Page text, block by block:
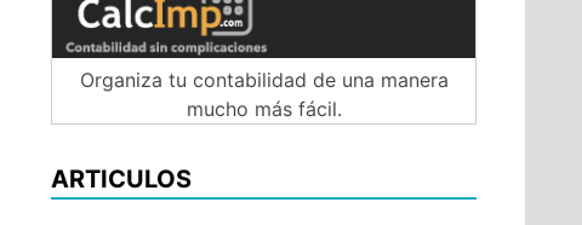
Organiza tu contabilidad de una manera
mucho más fácil.
ARTICULOS